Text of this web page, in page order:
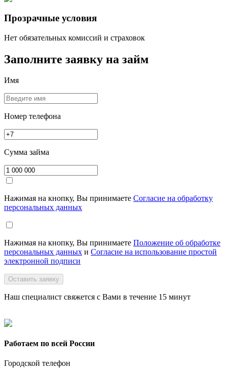
Прозрачные условия
Нет обязательных комиссий и страховок
Заполните заявку на займ
Имя
Номер телефона
Сумма займа
Нажимая на кнопку, Вы принимаете Согласие на обработку
персональных данных
Нажимая на кнопку, Вы принимаете Положение об обработке
персональных данных и Согласие на использование простой
электронной подписи
Оставить заявку
Наш специалист свяжется с Вами в течение 15 минут
Работаем по всей России
Городской телефон